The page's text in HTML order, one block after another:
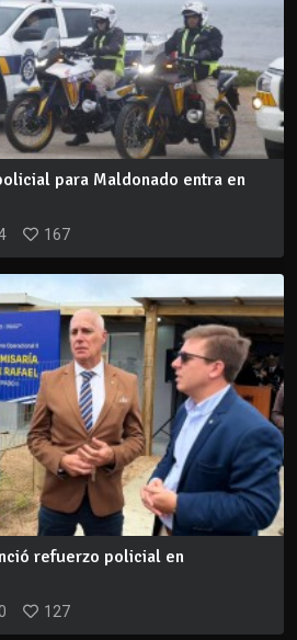
para Maldonado entra en
167
refuerzo policial en
127